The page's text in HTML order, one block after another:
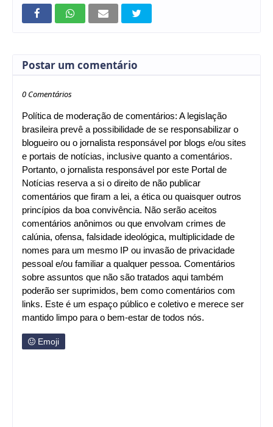
Postar um comentário
0 Comentários
Política de moderação de comentários: A legislação
brasileira prevê a possibilidade de se responsabilizar o
blogueiro ou o jornalista responsável por blogs e/ou sites
e portais de notícias, inclusive quanto a comentários.
Portanto, o jornalista responsável por este Portal de
Notícias reserva a si o direito de não publicar
comentários que firam a lei, a ética ou quaisquer outros
princípios da boa convivência. Não serão aceitos
comentários anônimos ou que envolvam crimes de
calúnia, ofensa, falsidade ideológica, multiplicidade de
nomes para um mesmo IP ou invasão de privacidade
pessoal e/ou familiar a qualquer pessoa. Comentários
sobre assuntos que não são tratados aqui também
poderão ser suprimidos, bem como comentários com
links. Este é um espaço público e coletivo e merece ser
mantido limpo para o bem-estar de todos nós.
Emoji